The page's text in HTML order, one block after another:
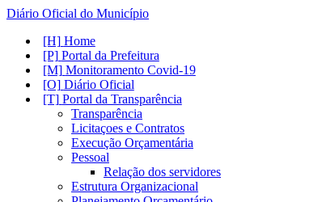
Diário Oficial do Município
Home
Portal da Prefeitura
Monitoramento Covid-19
Diário Oficial
Portal da Transparência
Transparência
Licitaçoes e Contratos
Execução Orçamentária
Pessoal
Relação dos servidores
Estrutura Organizacional